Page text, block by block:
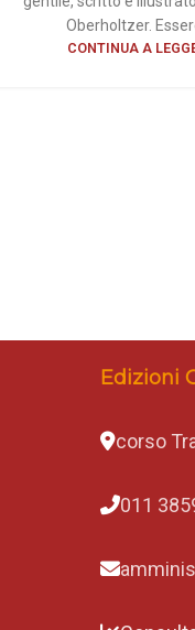
Oberholtzer. Essere
CONTINUA A
Edizioni
corso
011